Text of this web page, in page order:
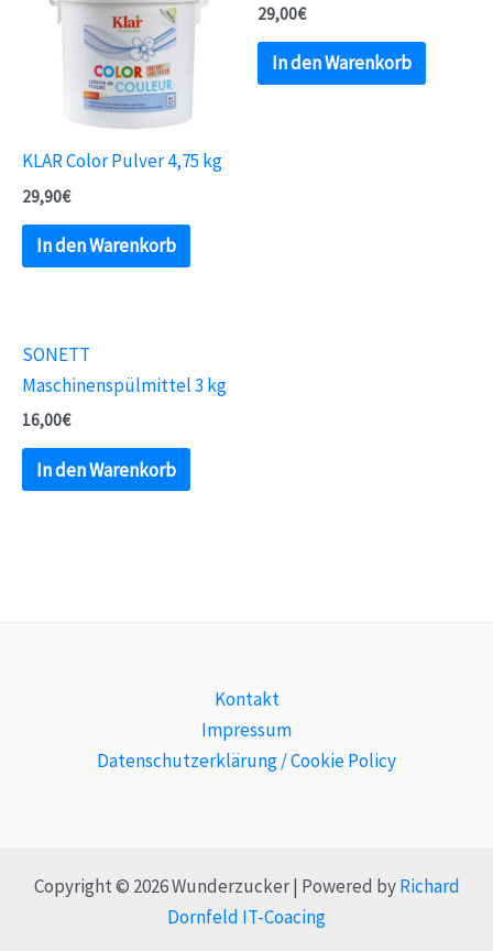
KLAR Color Pulver 4,75 kg
29,90€
In den Warenkorb
29,00€
In den Warenkorb
SONETT
Maschinenspülmittel 3 kg
16,00€
In den Warenkorb
Kontakt
Impressum
Datenschutzerklärung / Cookie Policy
Copyright © 2026 Wunderzucker | Powered byRichard
Dornfeld IT-Coacing